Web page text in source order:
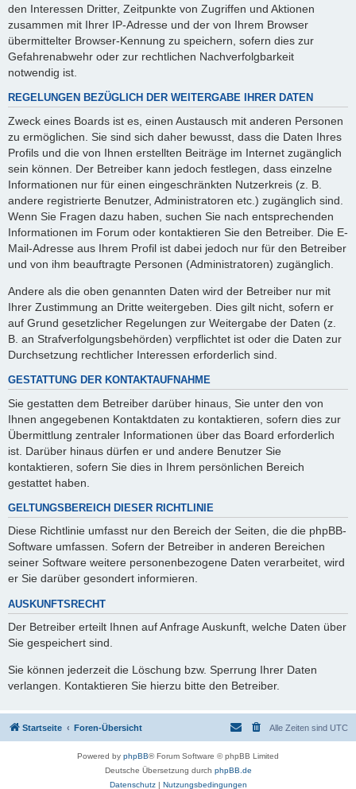
den Interessen Dritter, Zeitpunkte von Zugriffen und Aktionen
zusammen mit Ihrer IP-Adresse und der von Ihrem Browser
übermittelter Browser-Kennung zu speichern, sofern dies zur
Gefahrenabwehr oder zur rechtlichen Nachverfolgbarkeit
notwendig ist.
REGELUNGEN BEZÜGLICH DER WEITERGABE IHRER DATEN
Zweck eines Boards ist es, einen Austausch mit anderen Personen
zu ermöglichen. Sie sind sich daher bewusst, dass die Daten Ihres
Profils und die von Ihnen erstellten Beiträge im Internet zugänglich
sein können. Der Betreiber kann jedoch festlegen, dass einzelne
Informationen nur für einen eingeschränkten Nutzerkreis (z. B.
andere registrierte Benutzer, Administratoren etc.) zugänglich sind.
Wenn Sie Fragen dazu haben, suchen Sie nach entsprechenden
Informationen im Forum oder kontaktieren Sie den Betreiber. Die E-
Mail-Adresse aus Ihrem Profil ist dabei jedoch nur für den Betreiber
und von ihm beauftragte Personen (Administratoren) zugänglich.
Andere als die oben genannten Daten wird der Betreiber nur mit
Ihrer Zustimmung an Dritte weitergeben. Dies gilt nicht, sofern er
auf Grund gesetzlicher Regelungen zur Weitergabe der Daten (z.
B. an Strafverfolgungsbehörden) verpflichtet ist oder die Daten zur
Durchsetzung rechtlicher Interessen erforderlich sind.
GESTATTUNG DER KONTAKTAUFNAHME
Sie gestatten dem Betreiber darüber hinaus, Sie unter den von
Ihnen angegebenen Kontaktdaten zu kontaktieren, sofern dies zur
Übermittlung zentraler Informationen über das Board erforderlich
ist. Darüber hinaus dürfen er und andere Benutzer Sie
kontaktieren, sofern Sie dies in Ihrem persönlichen Bereich
gestattet haben.
GELTUNGSBEREICH DIESER RICHTLINIE
Diese Richtlinie umfasst nur den Bereich der Seiten, die die phpBB-
Software umfassen. Sofern der Betreiber in anderen Bereichen
seiner Software weitere personenbezogene Daten verarbeitet, wird
er Sie darüber gesondert informieren.
AUSKUNFTSRECHT
Der Betreiber erteilt Ihnen auf Anfrage Auskunft, welche Daten über
Sie gespeichert sind.
Sie können jederzeit die Löschung bzw. Sperrung Ihrer Daten
verlangen. Kontaktieren Sie hierzu bitte den Betreiber.
Startseite Foren-Übersicht Alle Zeiten sind UTC
Powered by phpBB® Forum Software © phpBB Limited
Deutsche Übersetzung durch phpBB.de
Datenschutz| Nutzungsbedingungen